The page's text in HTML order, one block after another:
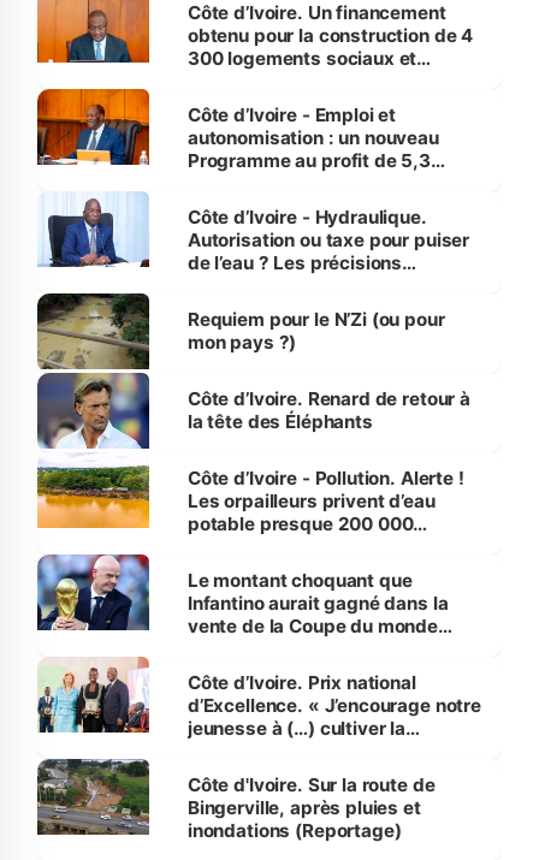
Côte d’Ivoire. Un financement
obtenu pour la construction de 4
300 logements sociaux et
et Yamoussoukro
Côte d’Ivoire - Emploi et
autonomisation : un nouveau
Programme au profit de 5,3
Côte d’Ivoire - Hydraulique.
Autorisation ou taxe pour puiser
de l’eau ? Les précisions
Requiem pour le N’Zi (ou pour
mon pays ?)
Côte d’Ivoire. Renard de retour à
la tête des Éléphants
Côte d’Ivoire - Pollution. Alerte !
Les orpailleurs privent d’eau
potable presque 200 000
Le montant choquant que
Infantino aurait gagné dans la
vente de la Coupe du monde
Côte d’Ivoire. Prix national
d’Excellence. « J’encourage notre
jeunesse à (…) cultiver la
(Alassane Ouattara
Côte d'Ivoire. Sur la route de
Bingerville, après pluies et
inondations (Reportage)